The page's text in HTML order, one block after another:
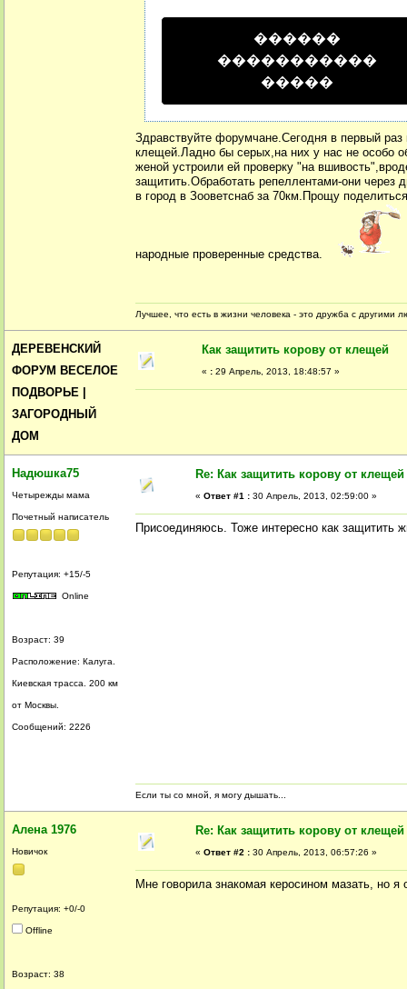
������
�����������
�����
Здравствуйте форумчане.Сегодня в первый
клещей.Ладно бы серых,на них у нас не особо
женой устроили ей проверку "на
защитить.Обработать репеллентами-они через
в город в Зооветснаб за 70км.Прощу
народные проверенные средства.
Лучшее, что есть в жизни человека - это дружба с другими
ДЕРЕВЕНСКИЙ
ФОРУМ ВЕСЕЛОЕ
ПОДВОРЬЕ |
ЗАГОРОДНЫЙ
ДОМ
Как защитить корову от клещей
« : 29 Апрель, 2013, 18:48:57 »
Надюшка75
Четырежды мама
Почетный написатель
Репутация: +15/-5
Online
Возраст: 39
Расположение: Калуга.
Киевская трасса. 200 км
от Москвы.
Сообщений: 2226
Re: Как защитить корову от клещей
« Ответ #1 : 30 Апрель, 2013, 02:59:00 »
Присоединяюсь. Тоже интересно как защитить
Если ты со мной, я могу дышать...
Алена 1976
Новичок
Репутация: +0/-0
Offline
Возраст: 38
Re: Как защитить корову от клещей
« Ответ #2 : 30 Апрель, 2013, 06:57:26 »
Мне говорила знакомая керосином мазать, но я